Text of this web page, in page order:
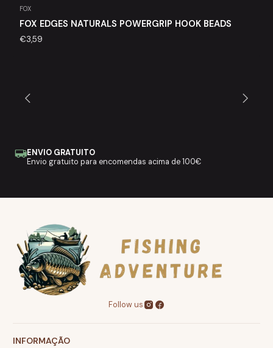
FOX
FOX EDGES NATURALS POWERGRIP HOOK BEADS
€3,59
ENVIO GRATUITO
Envio gratuito para encomendas acima de 100€
Follow us
INFORMAÇÃO